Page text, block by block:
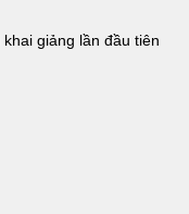
khai giảng lần đầu tiên